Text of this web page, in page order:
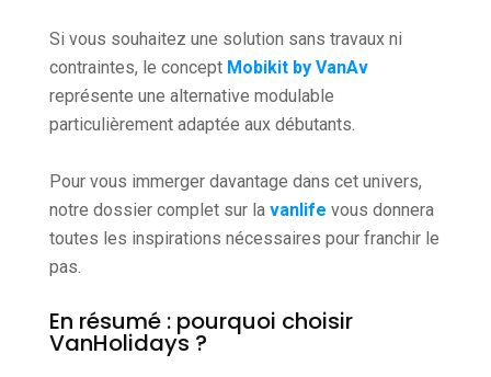
Si vous souhaitez une solution sans travaux ni
contraintes, le concept Mobikit by VanAv
représente une alternative modulable
particulièrement adaptée aux débutants.
Pour vous immerger davantage dans cet univers,
notre dossier complet sur la vanlife vous donnera
toutes les inspirations nécessaires pour franchir le
pas.
En résumé : pourquoi choisir
VanHolidays ?